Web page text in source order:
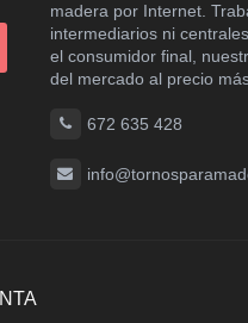
madera por Internet.
intermediarios ni
el consumidor final,
del mercado al precio
672 635 428